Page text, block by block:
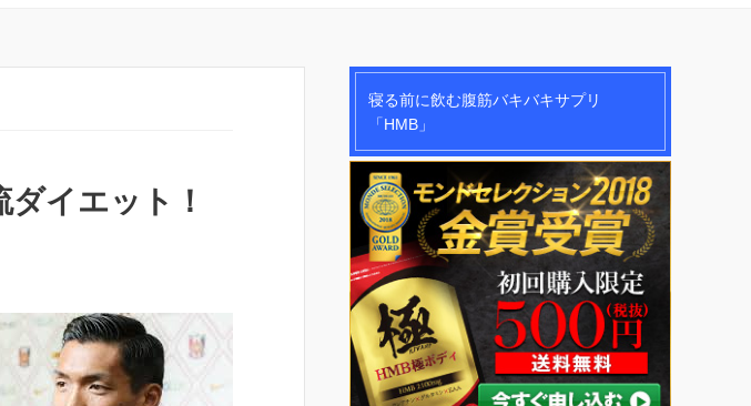
イエット！
寝る前に飲む腹筋バキバキサプリ
「HMB」